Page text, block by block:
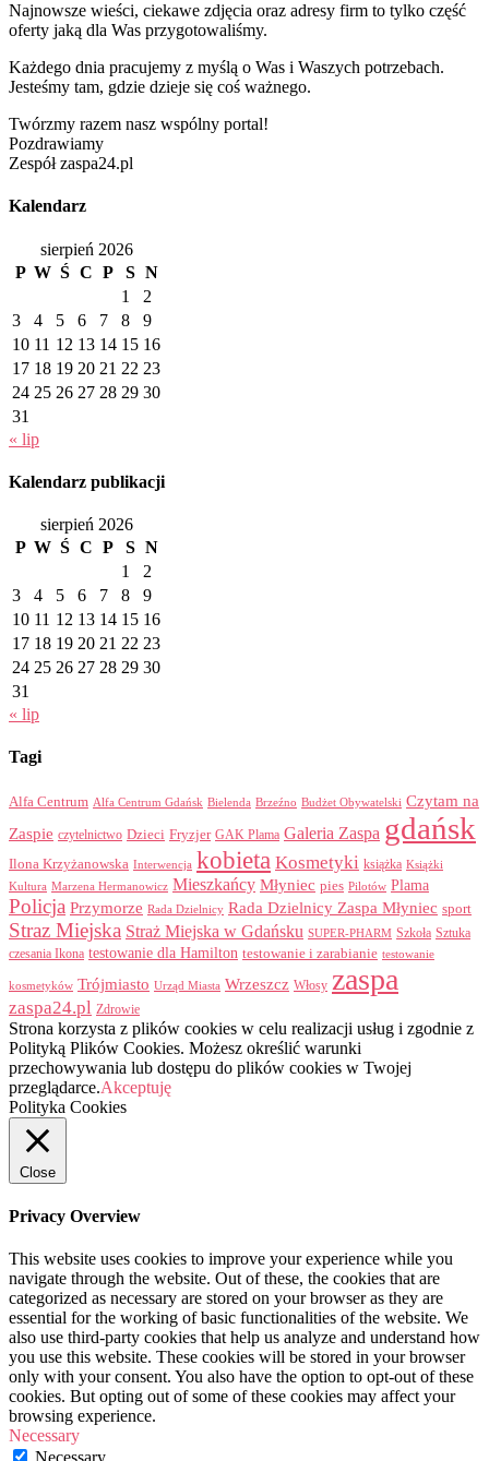
Najnowsze wieści, ciekawe zdjęcia oraz adresy firm to tylko część
oferty jaką dla Was przygotowaliśmy.
Każdego dnia pracujemy z myślą o Was i Waszych potrzebach.
Jesteśmy tam, gdzie dzieje się coś ważnego.
Twórzmy razem nasz wspólny portal!
Pozdrawiamy
Zespół zaspa24.pl
Kalendarz
sierpień 2026
P W Ś C P S N
1
2
3
4 5 6 7 8
9
10 11 12 13 14 15 16
17 18 19 20 21 22 23
24 25 26 27 28 29 30
31
« lip
Kalendarz publikacji
sierpień 2026
P W Ś C P S N
1
2
3
4 5 6 7 8
9
10 11 12 13 14 15 16
17 18 19 20 21 22 23
24 25 26 27 28 29 30
31
« lip
Tagi
Alfa Centrum Alfa Centrum Gdańsk Bielenda Brzeźno Budżet Obywatelski Czytam na
Zaspie czytelnictwo Dzieci Fryzjer GAK Plama Galeria Zaspa gdańsk
Ilona Krzyżanowska Interwencja kobieta Kosmetyki książka Książki
Kultura Marzena Hermanowicz Mieszkańcy Młyniec pies Pilotów Plama
Policja Przymorze Rada Dzielnicy Rada Dzielnicy Zaspa Młyniec sport
Straz Miejska Straż Miejska w Gdańsku SUPER-PHARM Szkoła Sztuka
czesania Ikona testowanie dla Hamilton testowanie i zarabianie testowanie
kosmetyków Trójmiasto Urząd Miasta Wrzeszcz Włosy zaspa
zaspa24.pl Zdrowie
Strona korzysta z plików cookies w celu realizacji usług i zgodnie z
Polityką Plików Cookies. Możesz określić warunki
przechowywania lub dostępu do plików cookies w Twojej
przeglądarce.Akceptuję
Polityka Cookies
Close
Privacy Overview
This website uses cookies to improve your experience while you
navigate through the website. Out of these, the cookies that are
categorized as necessary are stored on your browser as they are
essential for the working of basic functionalities of the website. We
also use third-party cookies that help us analyze and understand how
you use this website. These cookies will be stored in your browser
only with your consent. You also have the option to opt-out of these
cookies. But opting out of some of these cookies may affect your
browsing experience.
Necessary